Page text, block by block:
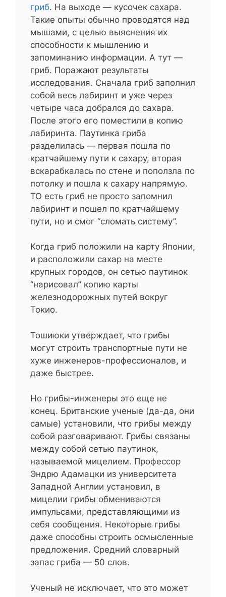
гриб. На выходе — кусочек сахара.
Такие опыты обычно проводятся над
мышами, с целью выяснения их
способности к мышлению и
запоминанию информации. А тут —
гриб. Поражают результаты
исследования. Сначала гриб заполнил
собой весь лабиринт и уже через
четыре часа добрался до сахара.
После этого его поместили в копию
лабиринта. Паутинка гриба
разделилась — первая пошла по
кратчайшему пути к сахару, вторая
вскарабкалась по стене и поползла по
потолку и пошла к сахару напрямую.
ТО есть гриб не просто запомнил
лабиринт и пошел по кратчайшему
пути, но и смог “сломать систему”.
Когда гриб положили на карту Японии,
и расположили сахар на месте
крупных городов, он сетью паутинок
“нарисовал” копию карты
железнодорожных путей вокруг
Токио.
Тошиюки утверждает, что грибы
могут строить транспортные пути не
хуже инженеров-профессионалов, и
даже быстрее.
Но грибы-инженеры это еще не
конец. Британские ученые (да-да, они
самые) установили, что грибы между
собой разговаривают. Грибы связаны
между собой сетью паутинок,
называемой мицелием. Профессор
Эндрю Адамацки из университета
Западной Англии установил, в
мицелии грибы обмениваются
импульсами, представляющими из
себя сообщения. Некоторые грибы
даже способны строить осмысленные
предложения. Средний словарный
запас гриба — 50 слов.
Ученый не исключает, что это может